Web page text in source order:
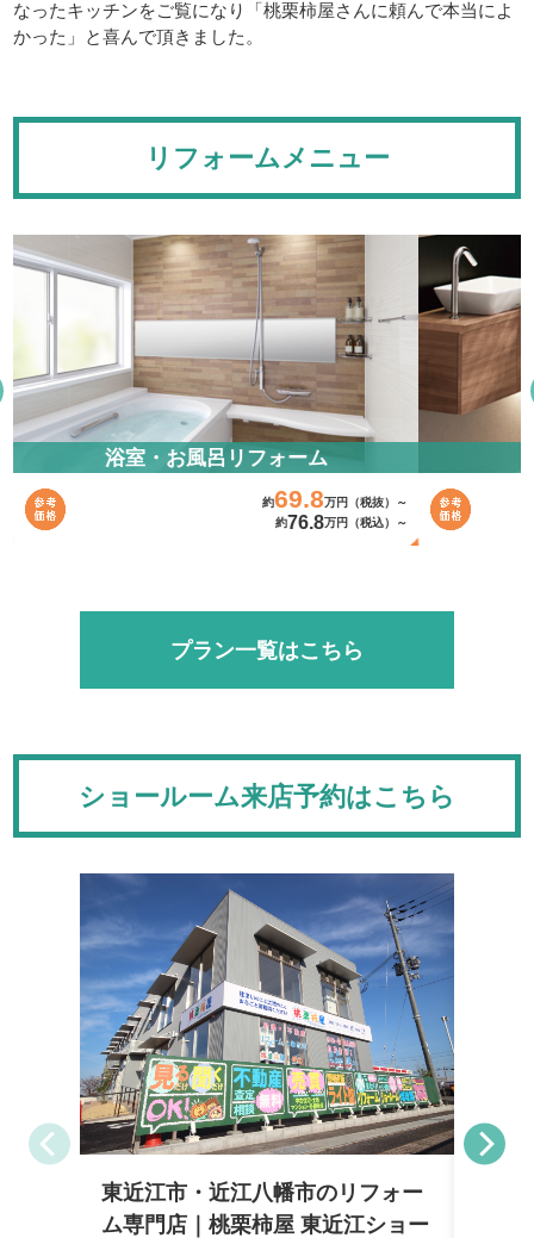
なったキッチンをご覧になり「桃栗柿屋さんに頼んで本当によ
かった」と喜んで頂きました。
リフォームメニュー
浴室・お風呂リフォーム
約69.8万円（税抜）～
約76.8万円（税込）～
プラン一覧はこちら
ショールーム来店予約はこちら
東近江市・近江八幡市のリフォー
ム専門店｜桃栗柿屋 東近江ショー